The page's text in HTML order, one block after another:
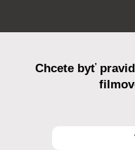
Chcete byť